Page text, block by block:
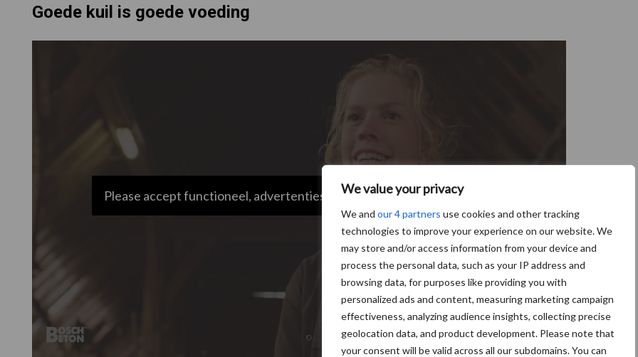
We value your privacy
We and our 4 partners use cookies and other tracking
technologies to improve your experience on our website. We
may store and/or access information from your device and
process the personal data, such as your IP address and
browsing data, for purposes like providing you with
personalized ads and content, measuring marketing campaign
effectiveness, analyzing audience insights, collecting precise
geolocation data, and product development. Please note that
your consent will be valid across all our subdomains. You can
Goede kuil is goede voeding
Please accept functioneel, advertenties cookies to access this content